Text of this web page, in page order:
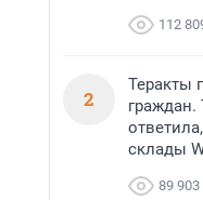
112
2
Теракты
граждан.
склады
89 903